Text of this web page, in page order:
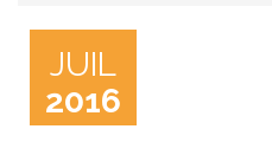
JUIL
2016